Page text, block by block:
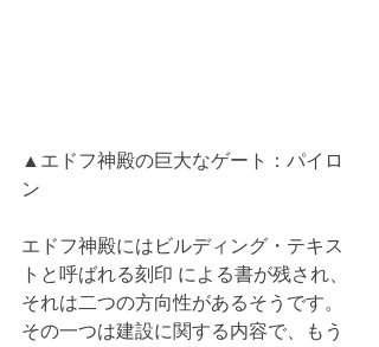
▲エドフ神殿の巨大なゲート：パイロ
ン
エドフ神殿にはビルディング・テキス
トと呼ばれる刻印 による書が残され、
それは二つの方向性があるそうです。
その一つは建設に関する内容で、もう